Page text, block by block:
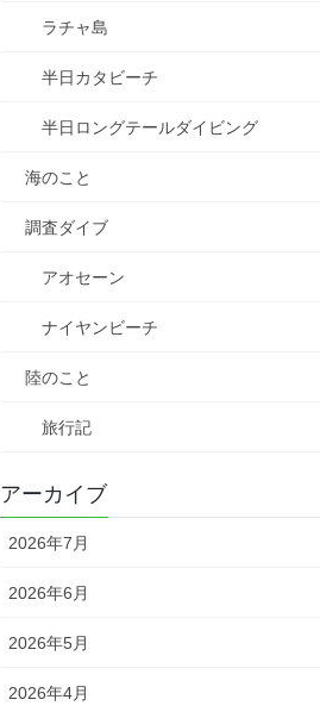
ラチャ島
半日カタビーチ
半日ロングテールダイビング
海のこと
調査ダイブ
アオセーン
ナイヤンビーチ
陸のこと
旅行記
アーカイブ
2026年7月
2026年6月
2026年5月
2026年4月